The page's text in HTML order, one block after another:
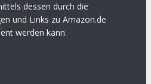
dessen durch die
und Links zu Amazon.de
werden kann.